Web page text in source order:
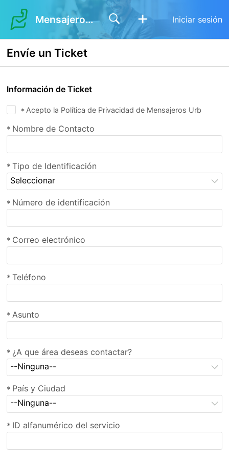
Mensajeros Urbanos Iniciar sesión
Envíe un Ticket
Información de Ticket
* Acepto la Política de Privacidad de Mensajeros Urb
* Nombre de Contacto
* Tipo de Identificación
Seleccionar
* Número de identificación
* Correo electrónico
* Teléfono
* Asunto
* ¿A que área deseas contactar?
--Ninguna--
* País y Ciudad
--Ninguna--
* ID alfanumérico del servicio